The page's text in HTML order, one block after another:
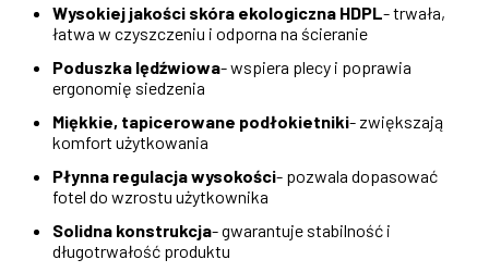
Wysokiej jakości skóra ekologiczna HDPL - trwała,
łatwa w czyszczeniu i odporna na ścieranie
Poduszka lędźwiowa- wspiera plecy i poprawia
ergonomię siedzenia
Miękkie, tapicerowane podłokietniki- zwiększają
komfort użytkowania
Płynna regulacja wysokości- pozwala dopasować
fotel do wzrostu użytkownika
Solidna konstrukcja- gwarantuje stabilność i
długotrwałość produktu